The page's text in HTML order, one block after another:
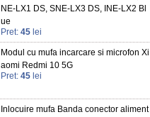
NE-LX1 DS, SNE-LX3 DS, INE-LX2 Bl
ue
Pret: 45 lei
Modul cu mufa incarcare si microfon Xi
aomi Redmi 10 5G
Pret: 45 lei
Inlocuire mufa Banda conector aliment